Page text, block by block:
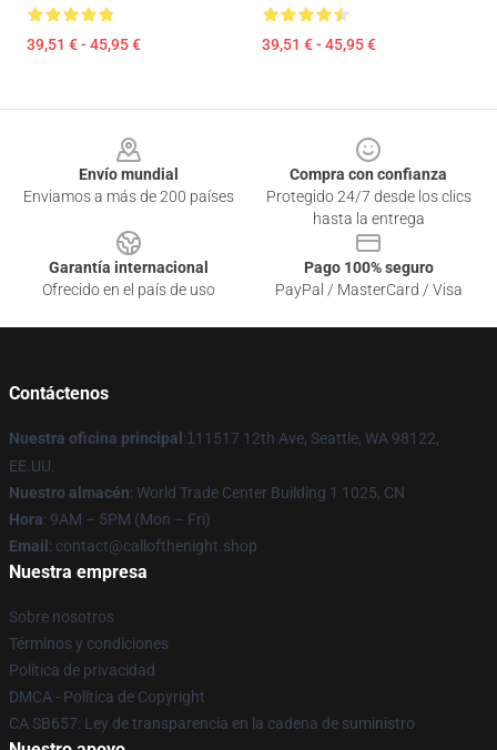
39,51 € - 45,95 € 39,51 € - 45,95 €
Envío mundial
Enviamos a más de 200 países
Compra con confianza
Protegido 24/7 desde los clics
hasta la entrega
Garantía internacional
Ofrecido en el país de uso
Pago 100% seguro
PayPal / MasterCard / Visa
Contáctenos
Nuestra oficina principal :1 11517 12th Ave, Seattle, WA 98122,
EE.UU.
Nuestro almacén: World Trade Center Building 1 1025, CN
Hora: 9AM – 5PM (Mon – Fri)
Email : contact@callofthenight.shop
Nuestra empresa
Sobre nosotros
Términos y condiciones
Política de privacidad
DMCA - Política de Copyright
CA SB657: Ley de transparencia en la cadena de suministro